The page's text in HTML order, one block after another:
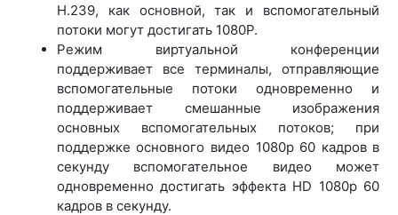
H.239, как основной, так и вспомогательный
потоки могут достигать 1080P.
Режим виртуальной конференции
поддерживает все терминалы, отправляющие
вспомогательные потоки одновременно и
поддерживает смешанные изображения
основных вспомогательных потоков; при
поддержке основного видео 1080p 60 кадров в
секунду вспомогательное видео может
одновременно достигать эффекта HD 1080p 60
кадров в секунду.